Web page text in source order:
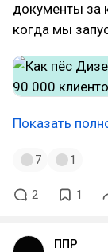
документы за
когда мы
Показать
7 1
2 1
ППР